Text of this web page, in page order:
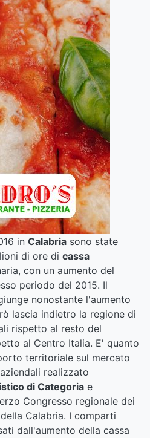
in Calabria sono state
di ore di cassa
con un aumento del
periodo del 2015. Il
nonostante l'aumento
lascia indietro la regione di
rispetto al resto del
al Centro Italia. E' quanto
territoriale sul mercato
realizzato
di Categoria e
Congresso regionale dei
Calabria. I comparti
dall'aumento della cassa